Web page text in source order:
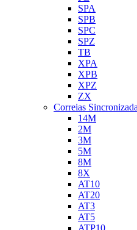
SPA
SPB
SPC
SPZ
TB
XPA
XPB
XPZ
ZX
Correias
14M
2M
3M
5M
8M
8X
AT10
AT20
AT3
AT5
ATP10